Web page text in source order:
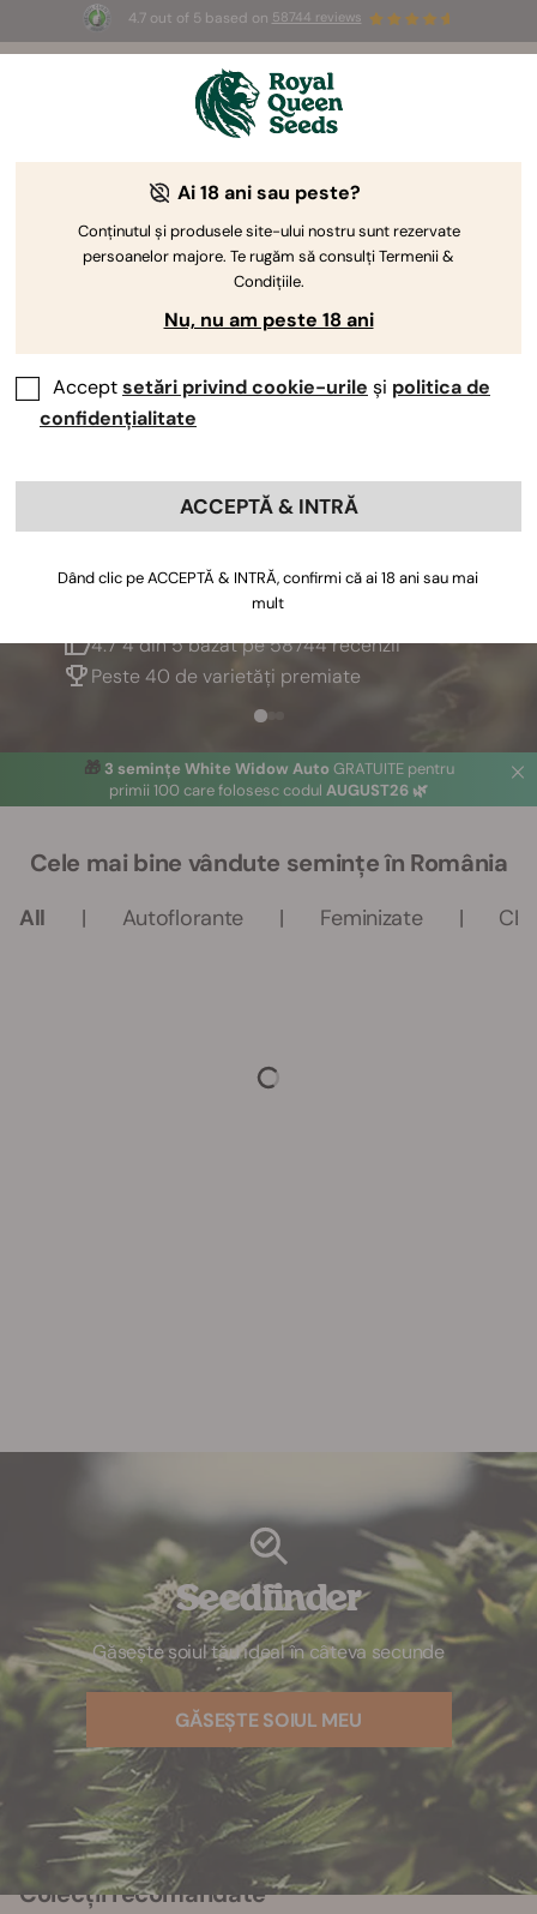
4.7 out of 5 based on 58744 reviews
Queen
Semințe de Canabis
Premium
Cea mai mare bancă de semințe din Europa
4.7 4 din 5 bazat pe 58744 recenzii
Peste 40 de varietăți premiate
🎁 3 semințe White Widow Auto GRATUITE pentru
primii 100 care folosesc codul AUGUST26 🌿
Cele mai bine vândute semințe în România
All Autoflorante Feminizate
Seedfinder
Găsește soiul tău ideal în câteva secunde
GĂSEȘTE SOIUL MEU
Colecții recomandate
Ai 18 ani sau peste?
Conținutul și produsele site-ului nostru sunt rezervate
persoanelor majore. Te rugăm să consulți Termenii &
Condițiile.
Nu, nu am peste 18 ani
Acceptsetări privind cookie-urile și politica de
confidențialitate
ACCEPTĂ & INTRĂ
Dând clic pe ACCEPTĂ & INTRĂ, confirmi că ai 18 ani sau mai
mult